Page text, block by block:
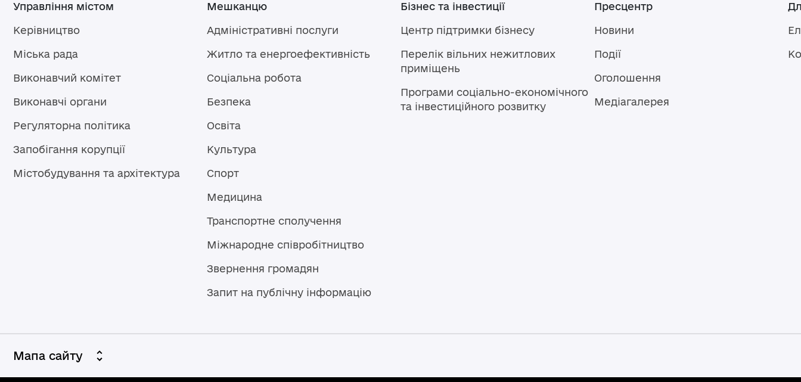
Управління містом
Керівництво
Міська рада
Виконавчий комітет
Виконавчі органи
Регуляторна політика
Запобігання корупції
Містобудування та архітектура
Мешканцю
Адміністративні послуги
Житло та енергоефективність
Соціальна робота
Безпека
Освіта
Культура
Спорт
Медицина
Транспортне сполучення
Міжнародне співробітництво
Звернення громадян
Запит на публічну інформацію
Бізнес та інвестиції
Центр підтримки бізнесу
Перелік вільних нежитлових
приміщень
Програми соціально-економічного
та інвестиційного розвитку
Пресцентр
Новини
Події
Оголошення
Медіагалерея
Мапа сайту